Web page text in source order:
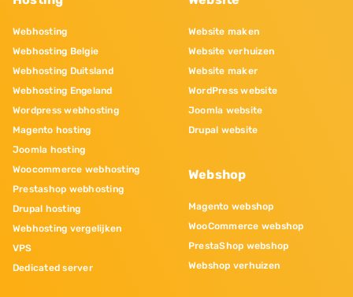
Webhosting
Webhosting Belgie
Webhosting Duitsland
Webhosting Engeland
Wordpress webhosting
Magento hosting
Joomla hosting
Woocommerce webhosting
Prestashop webhosting
Drupal hosting
Webhosting vergelijken
VPS
Dedicated server
Website maken
Website verhuizen
Website maker
WordPress website
Joomla website
Drupal website
Webshop
Magento webshop
WooCommerce webshop
PrestaShop webshop
Webshop verhuizen